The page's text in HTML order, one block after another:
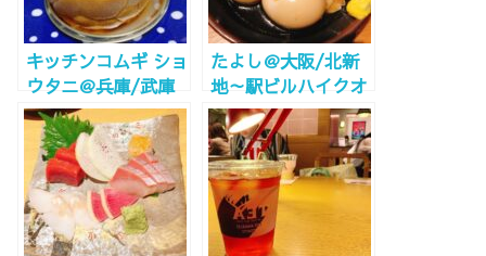
キッチンコムギ ショ
ウタニ＠兵庫/武庫
之荘～あの
SHOTANIの新ブラ
ンドはロールケーキ
専門店～
たよし＠大阪/北新
地～駅ビルハイクオ
リティ～